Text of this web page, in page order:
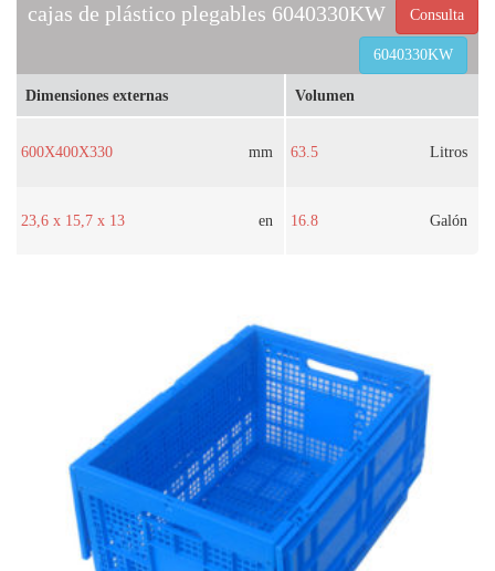
cajas de plástico plegables 6040330KW Consulta
6040330KW
Dimensiones externas
600X400X330 mm
23,6 x 15,7 x 13 en
Volumen
63.5 Litros
16.8 Galón